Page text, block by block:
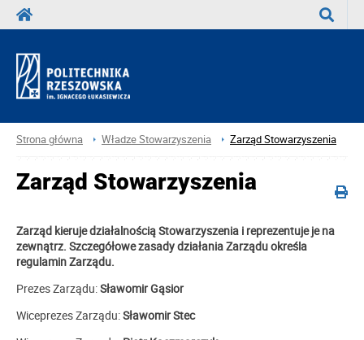
Strona główna Władze Stowarzyszenia Zarząd Stowarzyszenia
Zarząd Stowarzyszenia
Zarząd kieruje działalnością Stowarzyszenia i reprezentuje je na
zewnątrz. Szczegółowe zasady działania Zarządu określa
regulamin Zarządu.
Prezes Zarządu:Sławomir Gąsior
Wiceprezes Zarządu:Sławomir Stec